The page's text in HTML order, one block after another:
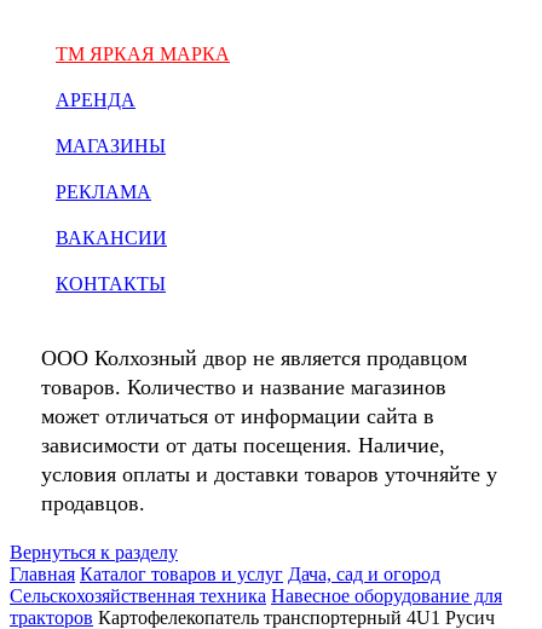
ТМ ЯРКАЯ МАРКА
АРЕНДА
МАГАЗИНЫ
РЕКЛАМА
ВАКАНСИИ
КОНТАКТЫ
ООО Колхозный двор не является продавцом
товаров. Количество и название магазинов
может отличаться от информации сайта в
зависимости от даты посещения. Наличие,
условия оплаты и доставки товаров уточняйте у
продавцов.
Вернуться к разделу
Главная Каталог товаров и услуг Дача, сад и огород
Сельскохозяйственная техника Навесное оборудование для
тракторов Картофелекопатель транспортерный 4U1 Русич